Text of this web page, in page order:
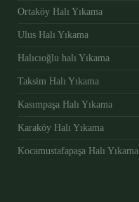
Ortaköy Halı Yıkama
Ulus Halı Yıkama
Halıcıoğlu halı Yıkama
Taksim Halı Yıkama
Kasımpaşa Halı Yıkama
Karaköy Halı Yıkama
Kocamustafapaşa Halı Yıkama